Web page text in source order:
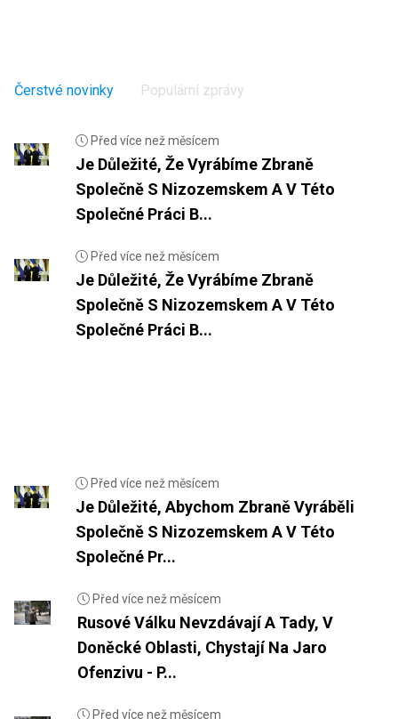
Čerstvé novinky Populární zprávy
Před více než měsícem
Je Důležité, Že Vyrábíme Zbraně
Společně S Nizozemskem A V Této
Společné Práci B...
Před více než měsícem
Je Důležité, Že Vyrábíme Zbraně
Společně S Nizozemskem A V Této
Společné Práci B...
Před více než měsícem
Je Důležité, Abychom Zbraně Vyráběli
Společně S Nizozemskem A V Této
Společné Pr...
Před více než měsícem
Rusové Válku Nevzdávají A Tady, V
Doněcké Oblasti, Chystají Na Jaro
Ofenzivu - P...
Před více než měsícem